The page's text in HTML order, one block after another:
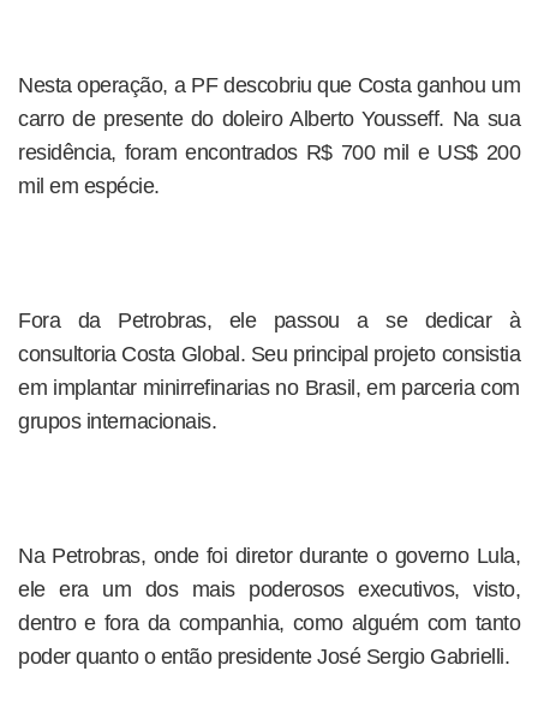
Nesta operação, a PF descobriu que Costa ganhou um
carro de presente do doleiro Alberto Yousseff. Na sua
residência, foram encontrados R$ 700 mil e US$ 200
mil em espécie.
Fora da Petrobras, ele passou a se dedicar à
consultoria Costa Global. Seu principal projeto consistia
em implantar minirrefinarias no Brasil, em parceria com
grupos internacionais.
Na Petrobras, onde foi diretor durante o governo Lula,
ele era um dos mais poderosos executivos, visto,
dentro e fora da companhia, como alguém com tanto
poder quanto o então presidente José Sergio Gabrielli.